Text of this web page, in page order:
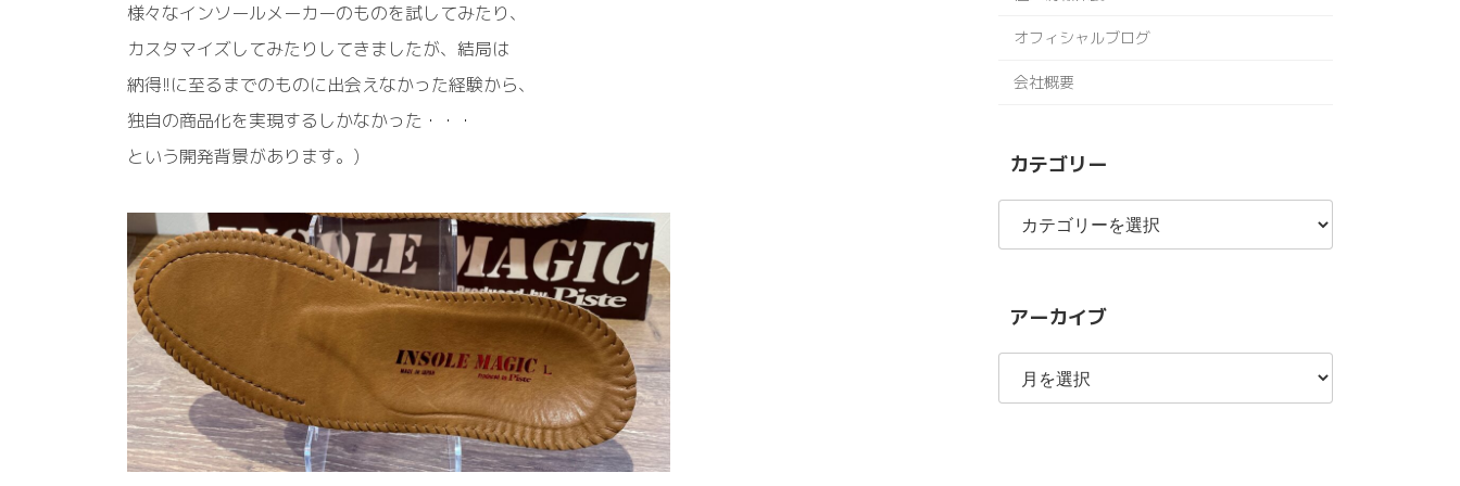
様々なインソールメーカーのものを試してみたり、
カスタマイズしてみたりしてきましたが、結局は
納得!!に至るまでのものに出会えなかった経験から、
独自の商品化を実現するしかなかった・・・
という開発背景があります。)
オフィシャルブログ
会社概要
カテゴリー
カ
ゴ
アーカイブ
ア
カ